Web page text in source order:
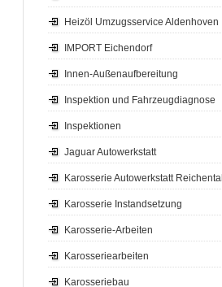
Heizöl Umzugsservice Aldenhoven
IMPORT Eichendorf
Innen-Außenaufbereitung
Inspektion und Fahrzeugdiagnose
Inspektionen
Jaguar Autowerkstatt
Karosserie Autowerkstatt Reichental
Karosserie Instandsetzung
Karosserie-Arbeiten
Karosseriearbeiten
Karosseriebau